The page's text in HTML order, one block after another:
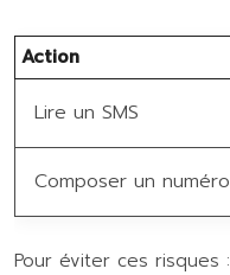
Action
Lire un SMS
Composer un numéro
Pour éviter ces risques :